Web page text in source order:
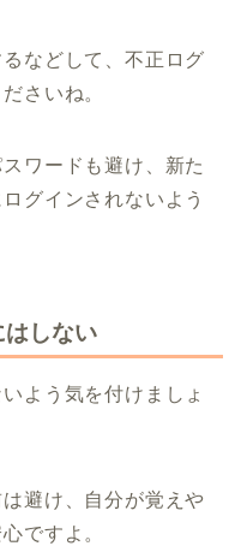
などして、不正ログ
さいね。
ワードも避け、新た
グインされないよう
しない
よう気を付けましょ
避け、自分が覚えや
ですよ。